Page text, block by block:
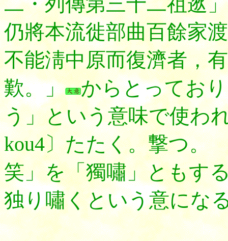
仍將本流徙部曲百餘家
不能淸中原而復濟者，
歎。」
からとってお
う」という意味で使わ
kou4〕たたく。撃つ。
笑」を「獨嘯」ともす
独り嘯くという意にな